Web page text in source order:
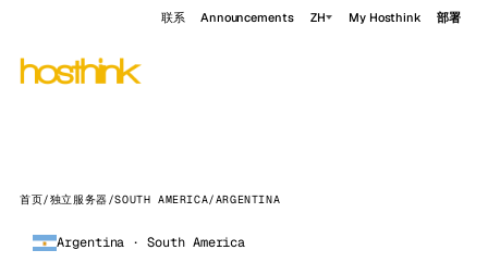
联系 Announcements ZH My Hosthink 部署
首页/独立服务器/SOUTH AMERICA/ARGENTINA
Argentina · South America